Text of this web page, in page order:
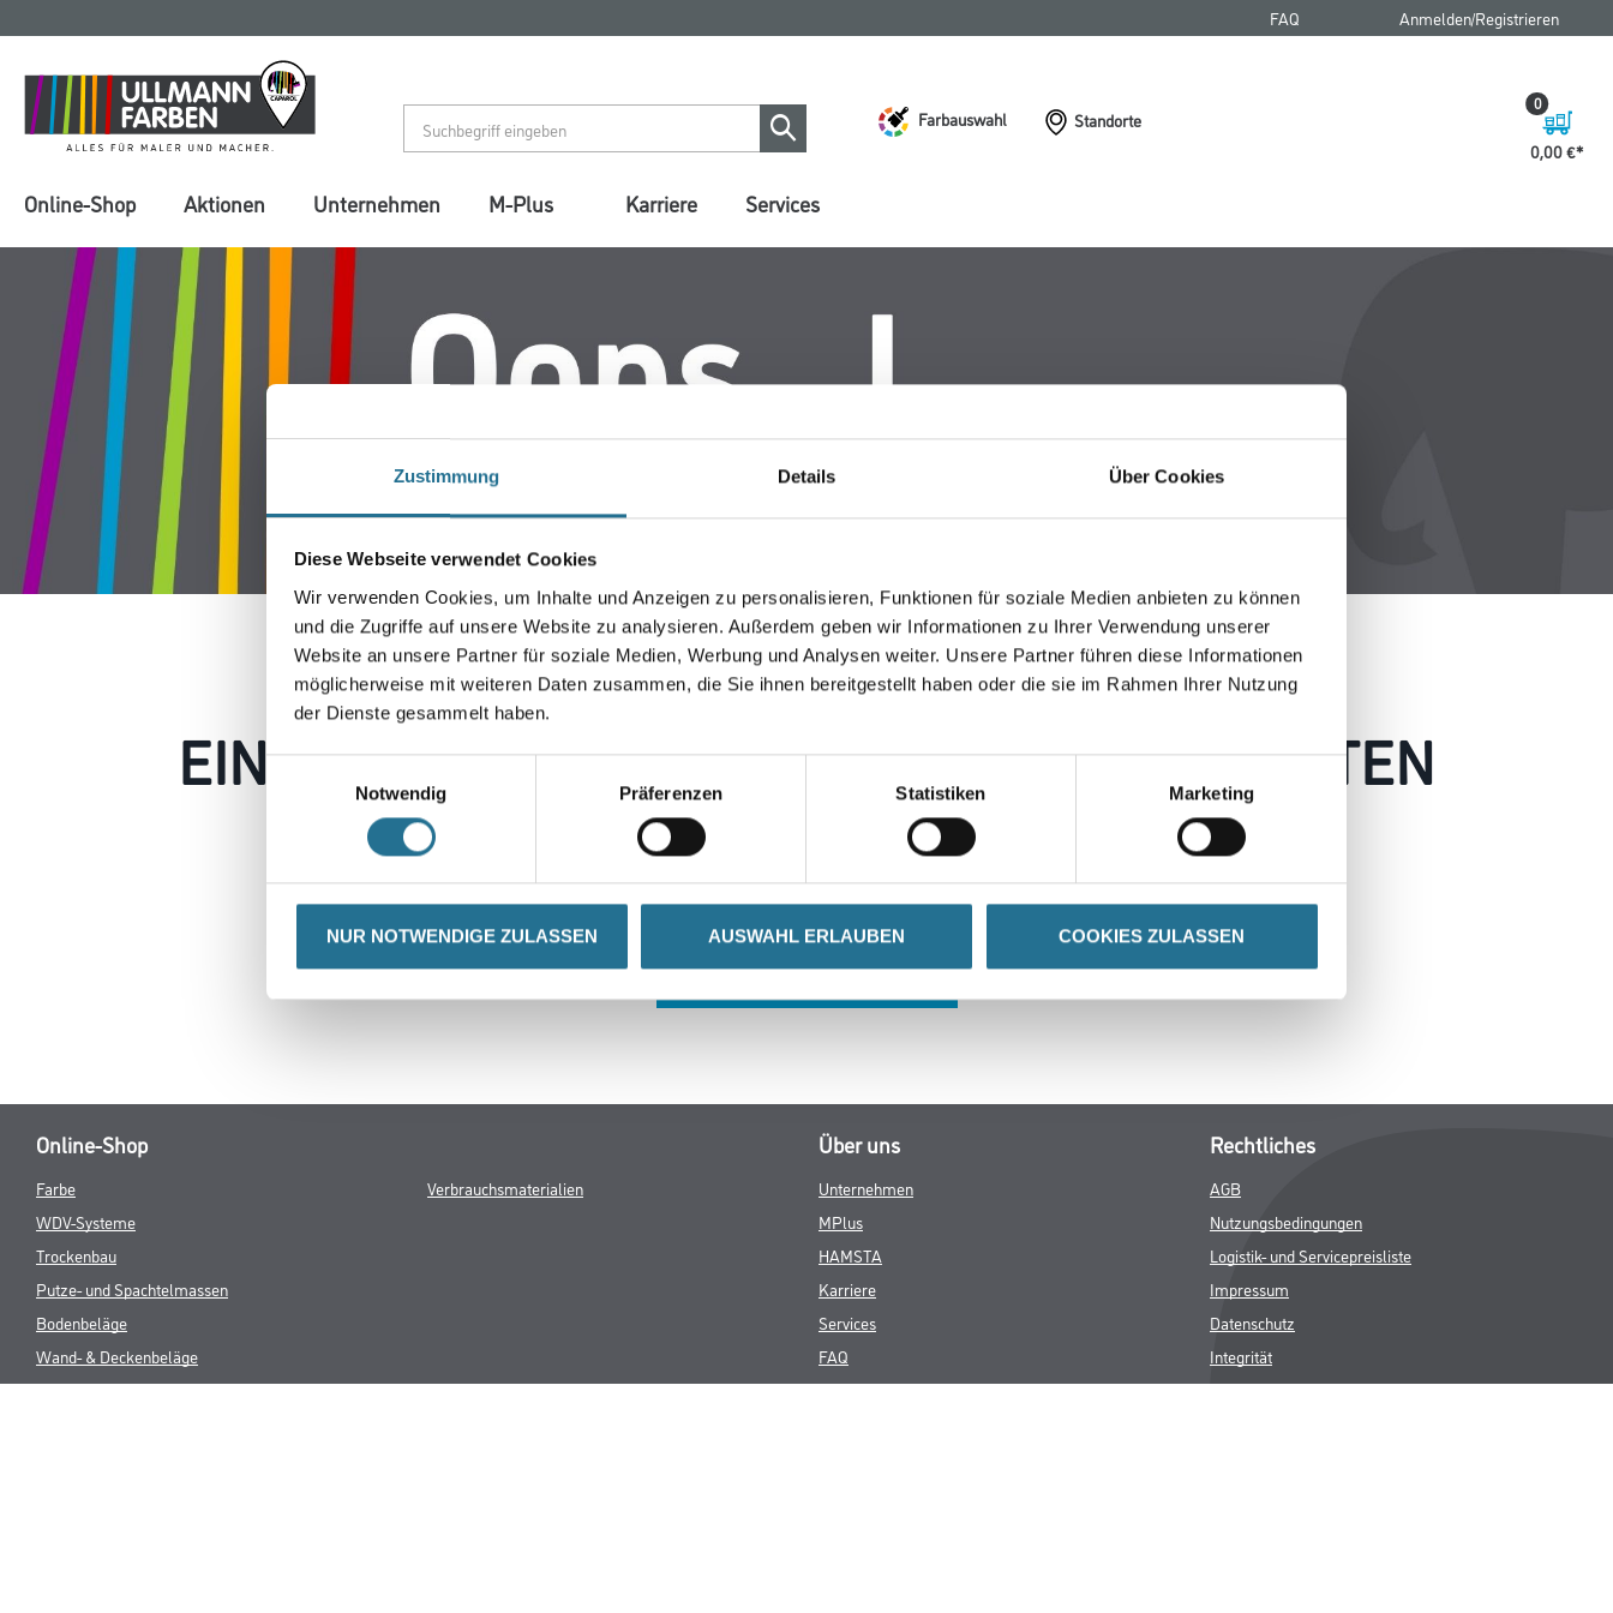
Zustimmung Details Über Cookies
Diese Webseite verwendet Cookies
Wir verwenden Cookies, um Inhalte und Anzeigen zu personalisieren, Funktionen für soziale Medien anbieten zu können
und die Zugriffe auf unsere Website zu analysieren. Außerdem geben wir Informationen zu Ihrer Verwendung unserer
Website an unsere Partner für soziale Medien, Werbung und Analysen weiter. Unsere Partner führen diese Informationen
möglicherweise mit weiteren Daten zusammen, die Sie ihnen bereitgestellt haben oder die sie im Rahmen Ihrer Nutzung
der Dienste gesammelt haben.
Notwendig
Präferenzen Statistiken Marketing
NUR NOTWENDIGE ZULASSEN AUSWAHL ERLAUBEN COOKIES ZULASSEN
springen
springen
FAQ Anmelden/Registrieren
Farbauswahl
Standorte
0,00 €
0
Online-Shop Aktionen Unternehmen M-Plus Karriere Services
EIN KLEINER ZWISCHENFALL IST AUFGETRETEN
Keine Sorge, wir pinseln schon an der Lösung und werden das Problem so schnell wie möglich beheben.
Erkunden Sie in der Zwischenzeit unseren Online-Shop und lassen Sie sich inspirieren.
Online-Shop
Farbe
WDV-Systeme
Trockenbau
Putze- und Spachtelmassen
Bodenbeläge
Wand- & Deckenbeläge
Werkzeug & Maschinen
Verbrauchsmaterialien
Über uns
Unternehmen
MPlus
HAMSTA
Karriere
Services
FAQ
Rechtliches
AGB
Nutzungsbedingungen
Logistik- und Servicepreisliste
Impressum
Datenschutz
Integrität
Kontakt